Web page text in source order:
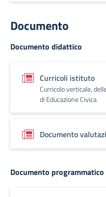
Documento
Documento didattico
Curricoli istituto
Curricolo verticale,
di Educazione Civica
Documento
Documento programmatico